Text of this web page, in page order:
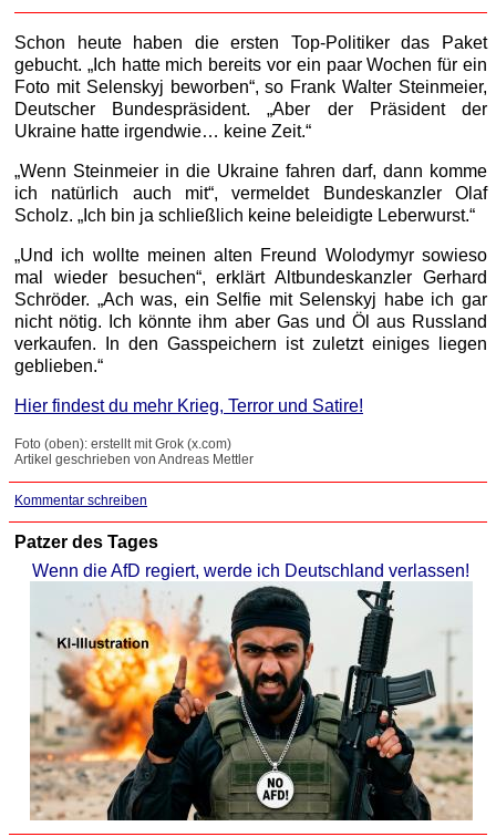
Schon heute haben die ersten Top-Politiker das Paket
gebucht. „Ich hatte mich bereits vor ein paar Wochen für ein
Foto mit Selenskyj beworben“, so Frank Walter Steinmeier,
Deutscher Bundespräsident. „Aber der Präsident der
Ukraine hatte irgendwie… keine Zeit.“
„Wenn Steinmeier in die Ukraine fahren darf, dann komme
ich natürlich auch mit“, vermeldet Bundeskanzler Olaf
Scholz. „Ich bin ja schließlich keine beleidigte Leberwurst.“
„Und ich wollte meinen alten Freund Wolodymyr sowieso
mal wieder besuchen“, erklärt Altbundeskanzler Gerhard
Schröder. „Ach was, ein Selfie mit Selenskyj habe ich gar
nicht nötig. Ich könnte ihm aber Gas und Öl aus Russland
verkaufen. In den Gasspeichern ist zuletzt einiges liegen
geblieben.“
Hier findest du mehr Krieg, Terror und Satire!
Foto (oben): erstellt mit Grok (x.com)
Artikel geschrieben von Andreas Mettler
Kommentar schreiben
Patzer des Tages
Wenn die AfD regiert, werde ich Deutschland verlassen!